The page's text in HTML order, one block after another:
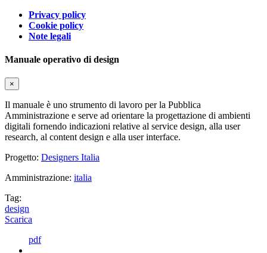
Privacy policy
Cookie policy
Note legali
Manuale operativo di design
×
Il manuale è uno strumento di lavoro per la Pubblica
Amministrazione e serve ad orientare la progettazione di ambienti
digitali fornendo indicazioni relative al service design, alla user
research, al content design e alla user interface.
Progetto: Designers Italia
Amministrazione: italia
Tag:
design
Scarica
pdf